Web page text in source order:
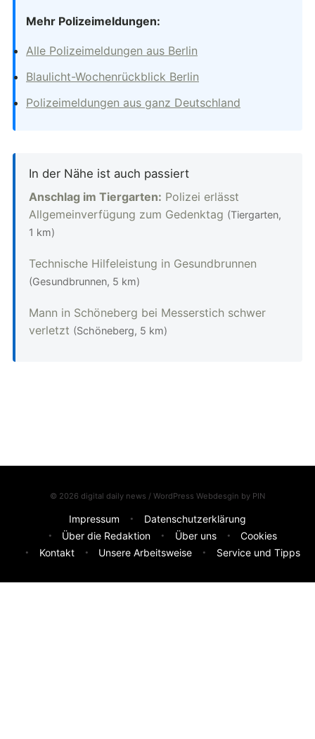
Mehr Polizeimeldungen:
Alle Polizeimeldungen aus Berlin
Blaulicht-Wochenrückblick Berlin
Polizeimeldungen aus ganz Deutschland
In der Nähe ist auch passiert
Anschlag im Tiergarten: Polizei erlässt
Allgemeinverfügung zum Gedenktag (Tiergarten,
1 km)
Technische Hilfeleistung in Gesundbrunnen
(Gesundbrunnen, 5 km)
Mann in Schöneberg bei Messerstich schwer
verletzt (Schöneberg, 5 km)
© 2026 digital daily news / WordPress Webdesgin by PIN
Impressum
Datenschutzerklärung
Über die Redaktion
Über uns
Cookies
Kontakt
Unsere Arbeitsweise Service und Tipps